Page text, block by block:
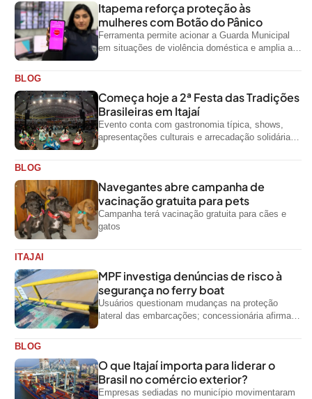
Itapema reforça proteção às
mulheres com Botão do Pânico
Ferramenta permite acionar a Guarda Municipal
em situações de violência doméstica e amplia a
BLOG
Começa hoje a 2ª Festa das Tradições
Brasileiras em Itajaí
Evento conta com gastronomia típica, shows,
apresentações culturais e arrecadação solidária
BLOG
Navegantes abre campanha de
vacinação gratuita para pets
Campanha terá vacinação gratuita para cães e
gatos
ITAJAI
MPF investiga denúncias de risco à
segurança no ferry boat
Usuários questionam mudanças na proteção
lateral das embarcações; concessionária afirma
BLOG
O que Itajaí importa para liderar o
Brasil no comércio exterior?
Empresas sediadas no município movimentaram